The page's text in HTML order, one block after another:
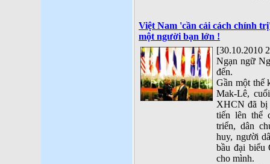
Việt Nam 'cần cải cách chính
một người bạn lớn !
[30.10.2010
Ngạn ngữ
đến.
Gần một thế
Mak-Lê,
XHCN đã bị
tiến lên thể
triển, dân
huy, người
bầu đại biểu
cho mình.